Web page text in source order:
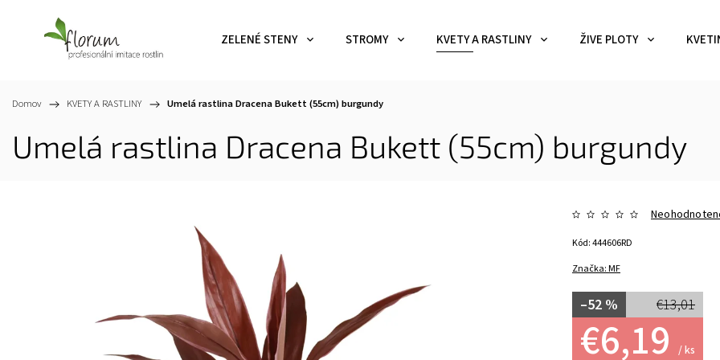
ZELENÉ STENY STROMY KVETY A RASTLINY ŽIVE PLOTY
Domov / KVETY A RASTLINY / Umelá rastlina Dracena Bukett (55cm) burgundy
Umelá rastlina Dracena Bukett (55cm) burgundy
Značka:MF
€13,01
–52 %
€6,19/ ks
Kód:444606RD